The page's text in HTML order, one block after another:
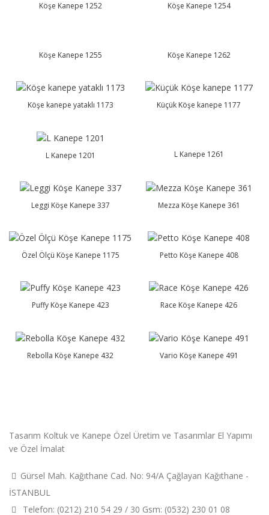
Köşe Kanepe 1252 Köşe Kanepe 1254
Köşe Kanepe 1255 Köşe Kanepe 1262
Köşe kanepe yataklı 1173 Küçük Köşe kanepe 1177
L Kanepe 1201 L Kanepe 1261
Leggi Köşe Kanepe 337 Mezza Köşe Kanepe 361
Özel Ölçü Köşe Kanepe 1175 Petto Köşe Kanepe 408
Puffy Köşe Kanepe 423 Race Köşe Kanepe 426
Rebolla Köşe Kanepe 432 Vario Köşe Kanepe 491
Tasarım Koltuk ve Kanepe Özel Üretim ve Tasarımlar El Yapımı
ve Özel İmalat
Gürsel Mah. Kağıthane Cad. No: 94/A Çağlayan Kağıthane -
İSTANBUL
Telefon: (0212) 210 54 29 / 30 Gsm: (0532) 230 01 08